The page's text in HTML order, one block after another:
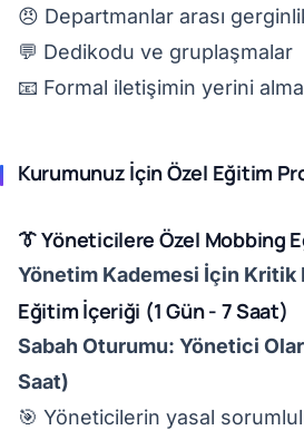
😠 Departmanlar arası
💬 Dedikodu ve gruplaşmalar
📧 Formal iletişimin yerini
Kurumunuz İçin Özel Eğitim
👔 Yöneticilere Özel Mobbing
Yönetim Kademesi İçin Kritik
Eğitim İçeriği (1 Gün - 7 Saat)
Sabah Oturumu: Yönetici
Saat)
🎯 Yöneticilerin yasal